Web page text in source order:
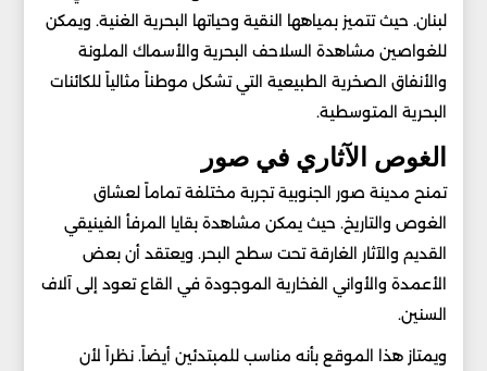
لبنان. حيث تتميز بمياهها النقية وحياتها البحرية الغنية. ويمكن
للغواصين مشاهدة السلاحف البحرية والأسماك الملونة
والأنفاق الصخرية الطبيعية التي تشكل موطناً مثالياً للكائنات
البحرية المتوسطية.
الغوص الآثاري في صور
تمنح مدينة صور الجنوبية تجربة مختلفة تماماً لعشاق
الغوص والتاريخ. حيث يمكن مشاهدة بقايا المرفأ الفينيقي
القديم والآثار الغارقة تحت سطح البحر. ويعتقد أن بعض
الأعمدة والأواني الفخارية الموجودة في القاع تعود إلى آلاف
السنين.
ويمتاز هذا الموقع بأنه مناسب للمبتدئين أيضاً. نظراً لأن